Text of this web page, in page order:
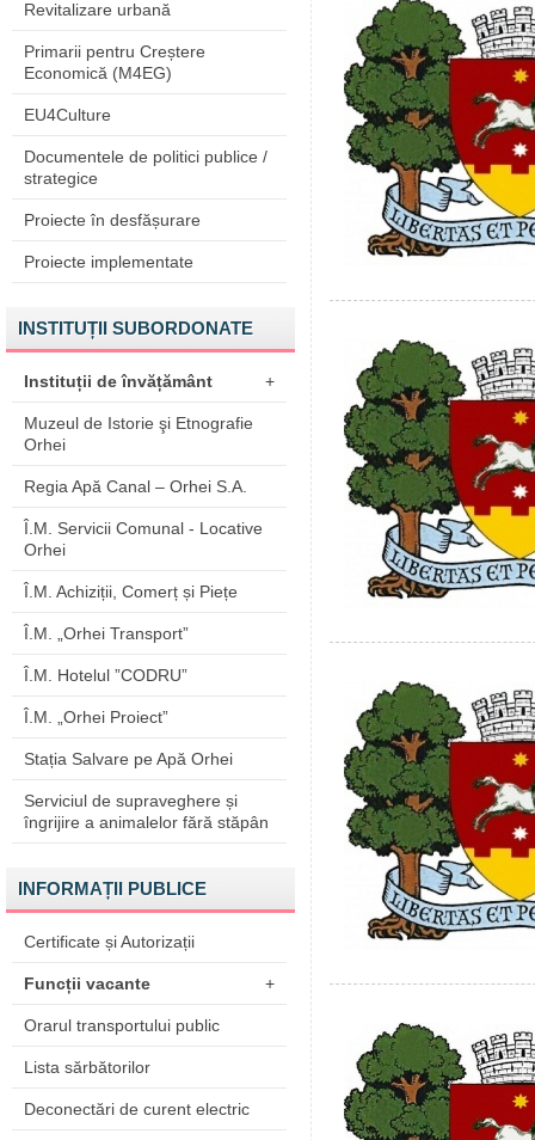
Revitalizare urbană
Primarii pentru Creștere
Economică (M4EG)
EU4Culture
Documentele de politici publice /
strategice
Proiecte în desfășurare
Proiecte implementate
INSTITUȚII SUBORDONATE
Instituții de învățământ +
Muzeul de Istorie şi Etnografie
Orhei
Regia Apă Canal – Orhei S.A.
Î.M. Servicii Comunal - Locative
Orhei
Î.M. Achiziții, Comerț și Piețe
Î.M. „Orhei Transport”
Î.M. Hotelul ”CODRU”
Î.M. „Orhei Proiect”
Stația Salvare pe Apă Orhei
Serviciul de supraveghere și
îngrijire a animalelor fără stăpân
INFORMAȚII PUBLICE
Certificate și Autorizații
Funcții vacante +
Orarul transportului public
Lista sărbătorilor
Deconectări de curent electric